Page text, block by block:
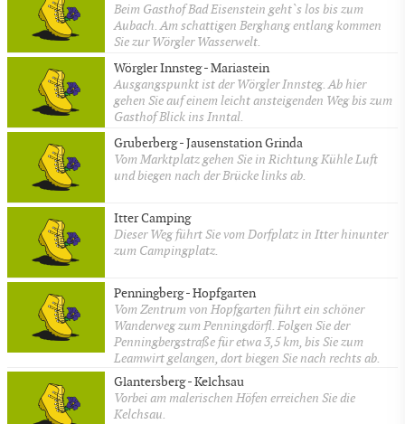
Beim Gasthof Bad Eisenstein geht`s los bis zum
Aubach. Am schattigen Berghang entlang kommen
Sie zur Wörgler Wasserwelt.
Wörgler Innsteg - Mariastein
Ausgangspunkt ist der Wörgler Innsteg. Ab hier
gehen Sie auf einem leicht ansteigenden Weg bis zum
Gasthof Blick ins Inntal.
Gruberberg - Jausenstation Grinda
Vom Marktplatz gehen Sie in Richtung Kühle Luft
und biegen nach der Brücke links ab.
Itter Camping
Dieser Weg führt Sie vom Dorfplatz in Itter hinunter
zum Campingplatz.
Penningberg - Hopfgarten
Vom Zentrum von Hopfgarten führt ein schöner
Wanderweg zum Penningdörfl. Folgen Sie der
Penningbergstraße für etwa 3,5 km, bis Sie zum
Leamwirt gelangen, dort biegen Sie nach rechts ab.
Glantersberg - Kelchsau
Vorbei am malerischen Höfen erreichen Sie die
Kelchsau.